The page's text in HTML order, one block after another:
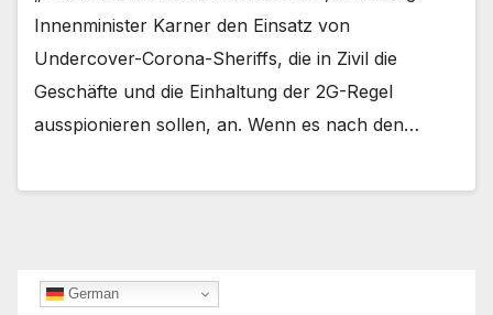
Innenminister Karner den Einsatz von
Undercover-Corona-Sheriffs, die in Zivil die
Geschäfte und die Einhaltung der 2G-Regel
ausspionieren sollen, an. Wenn es nach den…
German